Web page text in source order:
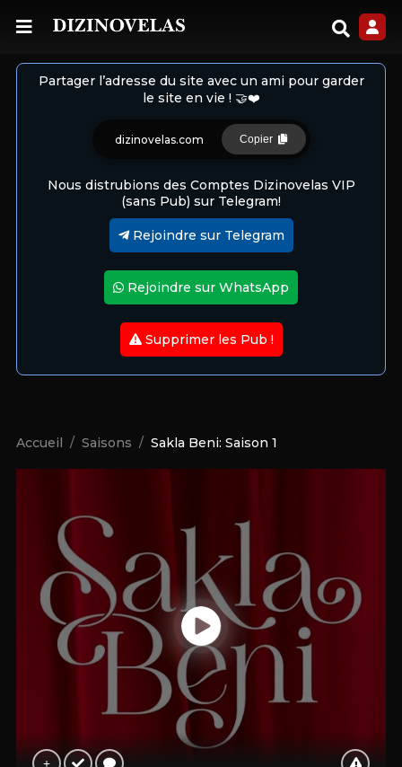
Partager l’adresse du site avec un ami pour garder
le site en vie ! 🤝❤️
dizinovelas.com Copier
Nous distrubions des Comptes Dizinovelas VIP
(sans Pub) sur Telegram!
Rejoindre sur Telegram
Rejoindre sur WhatsApp
Supprimer les Pub !
Accueil Saisons Sakla Beni: Saison 1